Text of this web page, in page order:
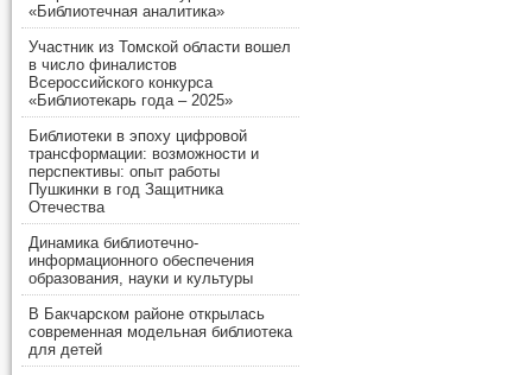
«Библиотечная аналитика»
Участник из Томской области вошел
в число финалистов
Всероссийского конкурса
«Библиотекарь года – 2025»
Библиотеки в эпоху цифровой
трансформации: возможности и
перспективы: опыт работы
Пушкинки в год Защитника
Отечества
Динамика библиотечно-
информационного обеспечения
образования, науки и культуры
В Бакчарском районе открылась
современная модельная библиотека
для детей